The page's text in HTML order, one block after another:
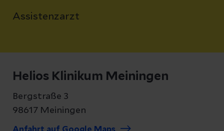
Assistenzarzt
Helios Klinikum Meiningen
Bergstraße 3
98617 Meiningen